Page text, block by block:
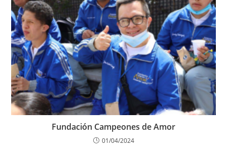
Fundación Campeones de Amor
01/04/2024